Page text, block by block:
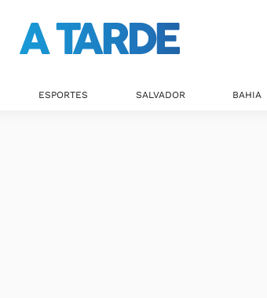
ESPORTES SALVADOR BAHIA